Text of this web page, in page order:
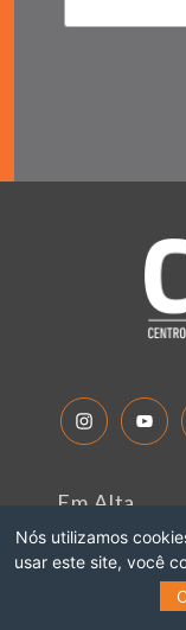
Em Alta
Sobre o
Fale
Nós utilizamos
usar este site, você